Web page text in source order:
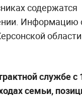
содержатся
Информацию
области
службе с
семьи,